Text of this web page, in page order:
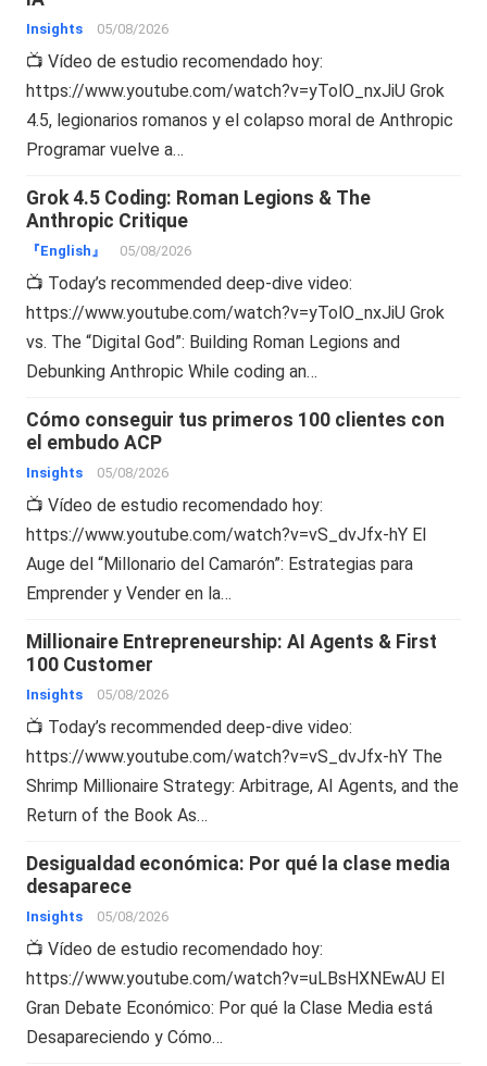
Insights 05/08/2026
📺 Vídeo de estudio recomendado hoy:
https://www.youtube.com/watch?v=yTolO_nxJiU Grok
4.5, legionarios romanos y el colapso moral de Anthropic
Programar vuelve a…
Grok 4.5 Coding: Roman Legions & The
Anthropic Critique
『English』 05/08/2026
📺 Today’s recommended deep-dive video:
https://www.youtube.com/watch?v=yTolO_nxJiU Grok
vs. The “Digital God”: Building Roman Legions and
Debunking Anthropic While coding an…
Cómo conseguir tus primeros 100 clientes con
el embudo ACP
Insights 05/08/2026
📺 Vídeo de estudio recomendado hoy:
https://www.youtube.com/watch?v=vS_dvJfx-hY El
Auge del “Millonario del Camarón”: Estrategias para
Emprender y Vender en la…
Millionaire Entrepreneurship: AI Agents & First
100 Customer
Insights 05/08/2026
📺 Today’s recommended deep-dive video:
https://www.youtube.com/watch?v=vS_dvJfx-hY The
Shrimp Millionaire Strategy: Arbitrage, AI Agents, and the
Return of the Book As…
Desigualdad económica: Por qué la clase media
desaparece
Insights 05/08/2026
📺 Vídeo de estudio recomendado hoy:
https://www.youtube.com/watch?v=uLBsHXNEwAU El
Gran Debate Económico: Por qué la Clase Media está
Desapareciendo y Cómo…